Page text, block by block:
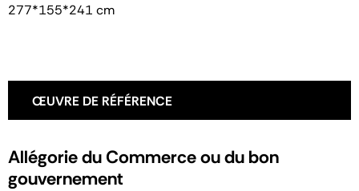
277*155*241 cm
ŒUVRE DE RÉFÉRENCE
Allégorie du Commerce ou du bon
gouvernement